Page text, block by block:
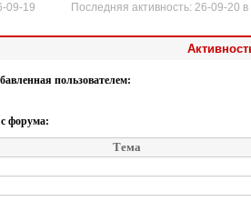
09-19 Последняя активность: 26-09-20 в
пользователем:
форума:
Тема